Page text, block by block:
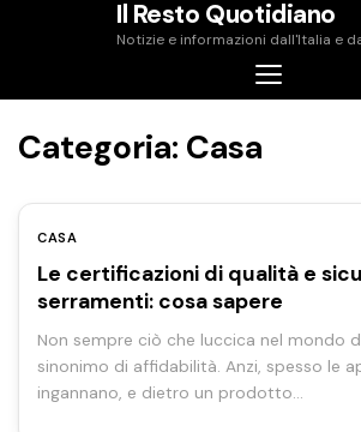
Il Resto Quotidiano
Notizie e informazioni dall'Italia e
Categoria: Casa
CASA
Le certificazioni di qualità e
serramenti: cosa sapere
Non sempre ciò che luccica nel mondo
sinonimo di affidabilità. Anzi, spesso le
ingannano, e dietro un prodotto…